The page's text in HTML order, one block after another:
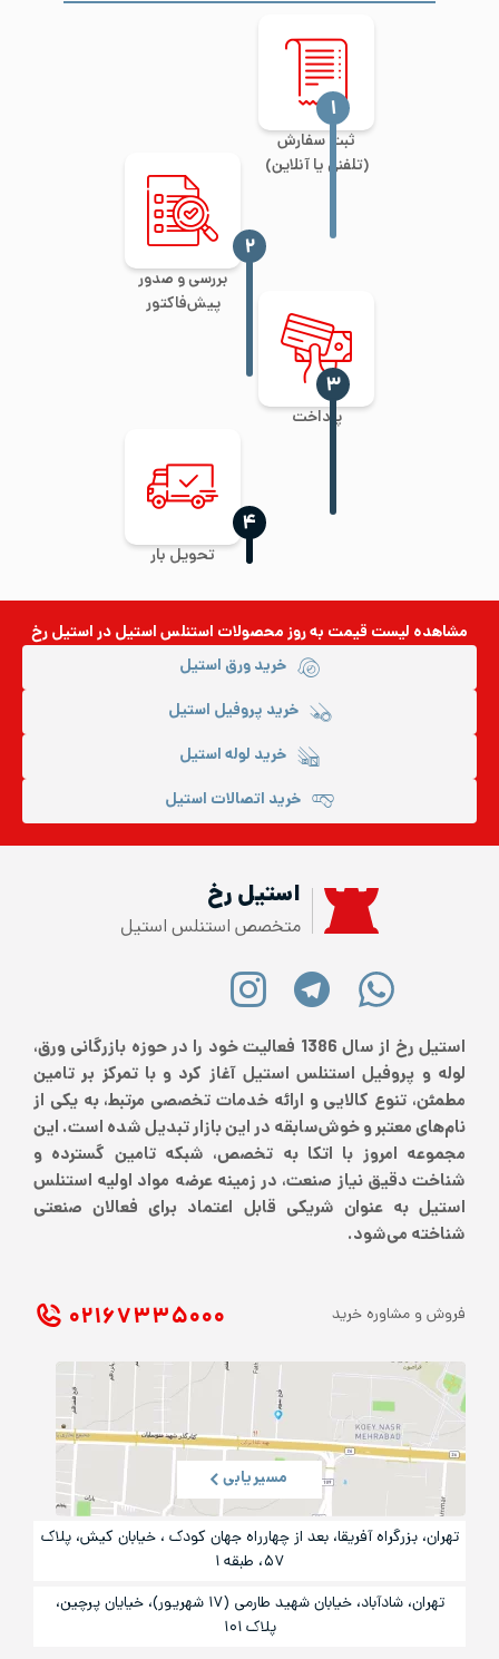
ثبت سفارش
(تلفنی یا آنلاین)
‍۱
بررسی و صدور
پیش‌فاکتور
‍۲
پرداخت
‍۳
تحویل بار
‍۴
مشاهده لیست قیمت به روزمحصولات استنلس استیلدر استیل رخ
خرید ورق استیل
خرید پروفیل استیل
خرید لوله استیل
خرید اتصالات استیل
استیل رخ
متخصص استنلس استیل
استیل رخ از سال 1386 فعالیت خود را در حوزه بازرگانی ورق،
لوله و پروفیل استنلس استیل آغاز کرد و با تمرکز بر تامین
مطمئن، تنوع کالایی و ارائه خدمات تخصصی مرتبط، به یکی از
نام‌های معتبر و خوش‌سابقه در این بازار تبدیل شده است. این
مجموعه امروز با اتکا به تخصص، شبکه تامین گسترده و
شناخت دقیق نیاز صنعت، در زمینه عرضه مواد اولیه استنلس
استیل به عنوان شریکی قابل اعتماد برای فعالان صنعتی
شناخته می‌شود.
فروش و مشاوره خرید ۰۲۱ ۶۷۳۳۵۰۰۰
مسیریابی
تهران، بزرگراه آفریقا، بعد از چهارراه جهان کودک ، خیابان کیش، پلاک
۵۷، طبقه ۱
تهران، شادآباد، خیابان شهید طارمی (۱۷ شهریور)، خیایان پرچین،
پلاک ۱۰۱